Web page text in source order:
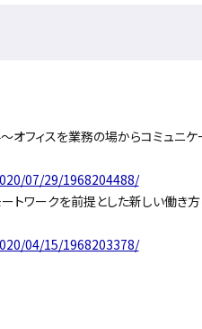
オフィスを業務の場からコミュニケ
07/29/1968204488/
トワークを前提とした新しい働き
04/15/1968203378/